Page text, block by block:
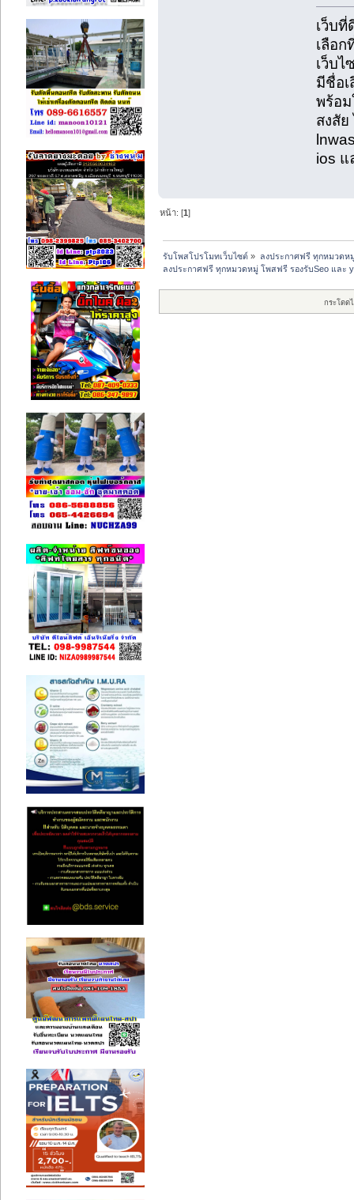
เว็บ
เลือ
เว็บ
มีชื่อ
พร้อ
สงสัย
ios แ
หน้า: [1]
รับโพสโปรโมทเว็บไซต์ » ลงประกาศฟรี ทุกหมวดห
ลงประกาศฟรี ทุกหมวดหมู่ โพสฟรี รองรับSeo และ
กระโดด